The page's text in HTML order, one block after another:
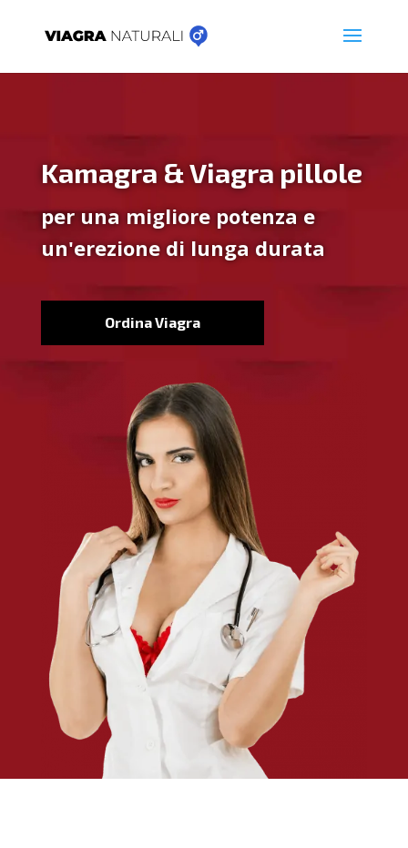
Kamagra & Viagra pillole
per una migliore potenza e
un'erezione di lunga durata
Ordina Viagra